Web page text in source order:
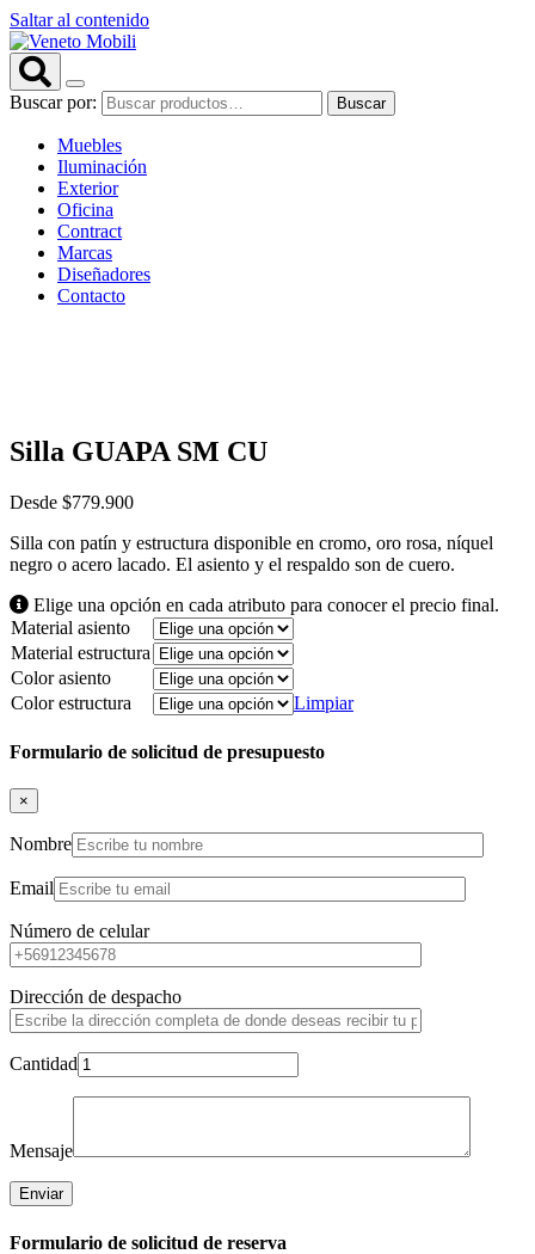
Saltar al contenido
Buscar por: Buscar
Muebles
Iluminación
Exterior
Oficina
Contract
Marcas
Diseñadores
Contacto
Silla GUAPA SM CU
Desde $779.900
Silla con patín y estructura disponible en cromo, oro rosa, níquel
negro o acero lacado. El asiento y el respaldo son de cuero.
Elige una opción en cada atributo para conocer el precio final.
Material asiento
Material estructura
Color asiento
Color estructura
Limpiar
Formulario de solicitud de presupuesto
×
Nombre
Email
Número de celular
Dirección de despacho
Cantidad
Mensaje
Formulario de solicitud de reserva